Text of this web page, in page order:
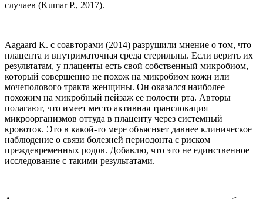
случаев (Kumar P., 2017).
Aagaard K. с соавторами (2014) разрушили мнение о том, что
плацента и внутриматочная среда стерильны. Если верить их
результатам, у плаценты есть свой собственный микробиом,
который совершенно не похож на микробиом кожи или
мочеполового тракта женщины. Он оказался наиболее
похожим на микробный пейзаж ее полости рта. Авторы
полагают, что имеет место активная транслокация
микроорганизмов оттуда в плаценту через системный
кровоток. Это в какой-то мере объясняет давнее клиническое
наблюдение о связи болезней периодонта с риском
преждевременных родов. Добавлю, что это не единственное
исследование с такими результатами.